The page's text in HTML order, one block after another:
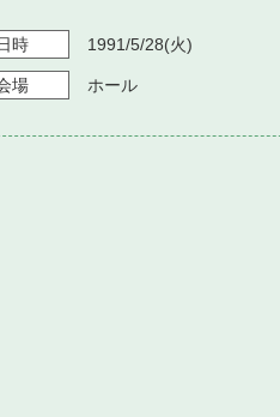
時 1991/5/28(火)
場 ホール